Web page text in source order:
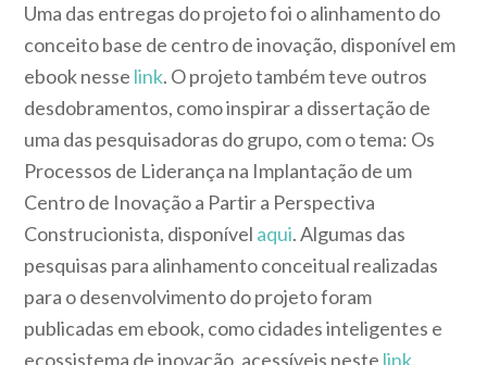
Uma das entregas do projeto foi o alinhamento do
conceito base de centro de inovação, disponível em
ebook nesse link. O projeto também teve outros
desdobramentos, como inspirar a dissertação de
uma das pesquisadoras do grupo, com o tema: Os
Processos de Liderança na Implantação de um
Centro de Inovação a Partir a Perspectiva
Construcionista, disponível aqui. Algumas das
pesquisas para alinhamento conceitual realizadas
para o desenvolvimento do projeto foram
publicadas em ebook, como cidades inteligentes e
ecossistema de inovação, acessíveis neste link.